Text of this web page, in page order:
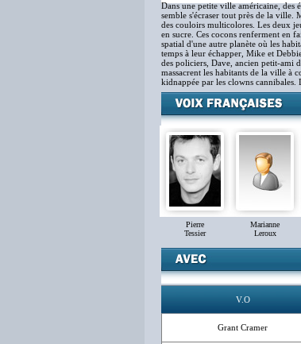
Dans une petite ville américaine, des
semble s'écraser tout près de la ville.
des couloirs multicolores. Les deux
en sucre. Ces cocons renferment en
spatial d'une autre planète où les
temps à leur échapper, Mike et
des policiers, Dave, ancien petit-ami
massacrent les habitants de la ville à
kidnappée par les clowns
Pierre
Tessier
Marianne
Leroux
V.O
Grant Cramer